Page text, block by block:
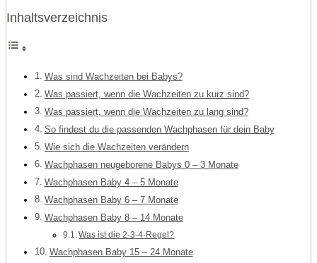
Inhaltsverzeichnis
Was sind Wachzeiten bei Babys?
Was passiert, wenn die Wachzeiten zu kurz sind?
Was passiert, wenn die Wachzeiten zu lang sind?
So findest du die passenden Wachphasen für dein Baby
Wie sich die Wachzeiten verändern
Wachphasen neugeborene Babys 0 – 3 Monate
Wachphasen Baby 4 – 5 Monate
Wachphasen Baby 6 – 7 Monate
Wachphasen Baby 8 – 14 Monate
Was ist die 2-3-4-Regel?
Wachphasen Baby 15 – 24 Monate